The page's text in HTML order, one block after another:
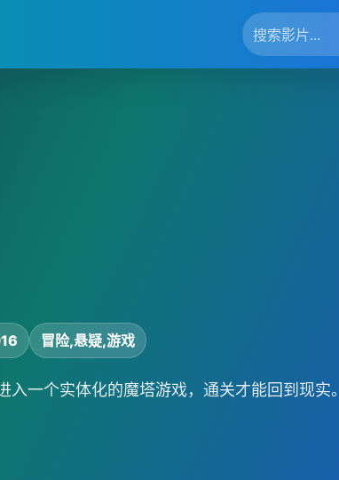
冒险,悬疑,游戏
入一个实体化的魔塔游戏，通关才能回到现实。